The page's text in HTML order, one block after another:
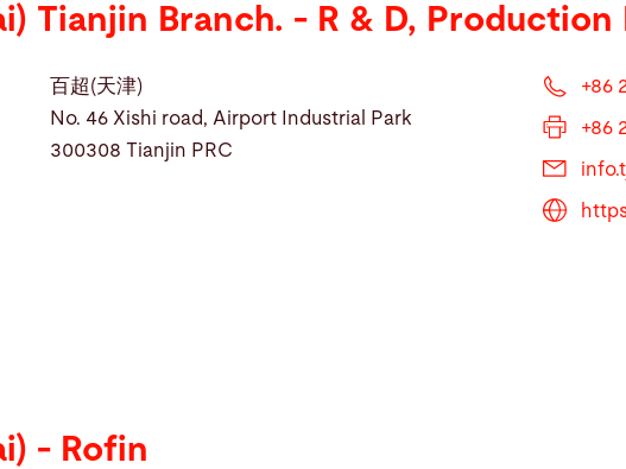
Tianjin Branch. - R & D, Production
百超(天津)
No. 46 Xishi road, Airport Industrial Park
300308 Tianjin PRC
+86
+86
- Rofin